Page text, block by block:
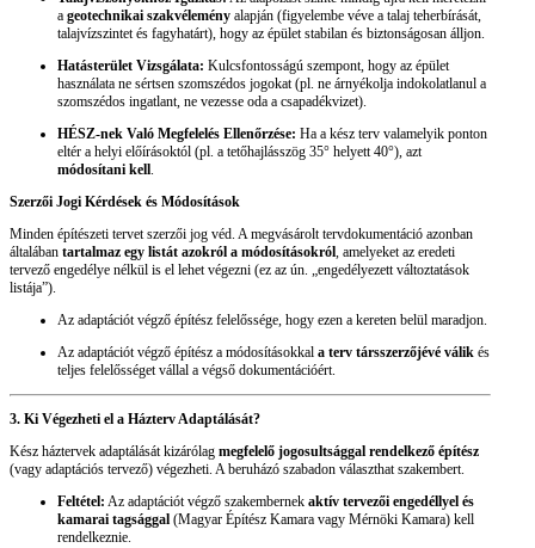
a geotechnikai szakvélemény alapján (figyelembe véve a talaj teherbírását,
talajvízszintet és fagyhatárt), hogy az épület stabilan és biztonságosan álljon.
Hatásterület Vizsgálata: Kulcsfontosságú szempont, hogy az épület
használata ne sértsen szomszédos jogokat (pl. ne árnyékolja indokolatlanul a
szomszédos ingatlant, ne vezesse oda a csapadékvizet).
HÉSZ-nek Való Megfelelés Ellenőrzése: Ha a kész terv valamelyik ponton
eltér a helyi előírásoktól (pl. a tetőhajlásszög 35° helyett 40°), azt
módosítani kell.
Szerzői Jogi Kérdések és Módosítások
Minden építészeti tervet szerzői jog véd. A megvásárolt tervdokumentáció azonban
általában tartalmaz egy listát azokról a módosításokról, amelyeket az eredeti
tervező engedélye nélkül is el lehet végezni (ez az ún. „engedélyezett változtatások
listája”).
Az adaptációt végző építész felelőssége, hogy ezen a kereten belül maradjon.
Az adaptációt végző építész a módosításokkal a terv társszerzőjévé válik és
teljes felelősséget vállal a végső dokumentációért.
3. Ki Végezheti el a Házterv Adaptálását?
Kész háztervek adaptálását kizárólag megfelelő jogosultsággal rendelkező építész
(vagy adaptációs tervező) végezheti. A beruházó szabadon választhat szakembert.
Feltétel: Az adaptációt végző szakembernek aktív tervezői engedéllyel és
kamarai tagsággal (Magyar Építész Kamara vagy Mérnöki Kamara) kell
rendelkeznie.